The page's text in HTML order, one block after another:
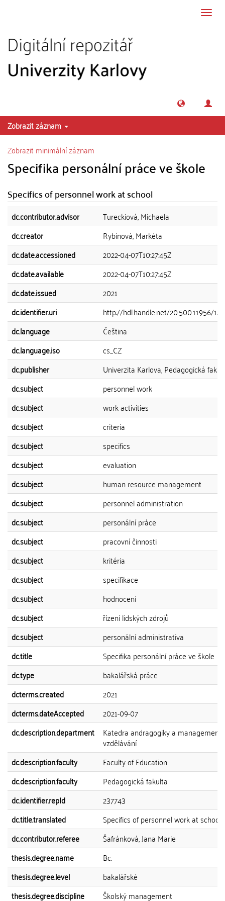
Zobrazit záznam
Zobrazit minimální záznam
Specifika personální práce ve škole
Specifics of personnel work at school
dc.contributor.advisor
Tureckiová, Michaela
dc.creator
Rybínová, Markéta
dc.date.accessioned
2022-04-07T10:27:45Z
dc.date.available
2022-04-07T10:27:45Z
dc.date.issued
2021
dc.identifier.uri
http://hdl.handle.net/20.500.11956/
dc.language
Čeština
dc.language.iso
cs_CZ
dc.publisher
Univerzita Karlova, Pedagogická
dc.subject
personnel work
dc.subject
work activities
dc.subject
criteria
dc.subject
specifics
dc.subject
evaluation
dc.subject
human resource management
dc.subject
personnel administration
dc.subject
personální práce
dc.subject
pracovní činnosti
dc.subject
kritéria
dc.subject
specifikace
dc.subject
hodnocení
dc.subject
řízení lidských zdrojů
dc.subject
personální administrativa
dc.title
Specifika personální práce ve škole
dc.type
bakalářská práce
dcterms.created
2021
dcterms.dateAccepted
2021-09-07
dc.description.department
Katedra andragogiky a managementu
vzdělávání
dc.description.faculty
Faculty of Education
dc.description.faculty
Pedagogická fakulta
dc.identifier.repId
237743
dc.title.translated
Specifics of personnel work at school
dc.contributor.referee
Šafránková, Jana Marie
thesis.degree.name
Bc.
thesis.degree.level
bakalářské
thesis.degree.discipline
Školský management